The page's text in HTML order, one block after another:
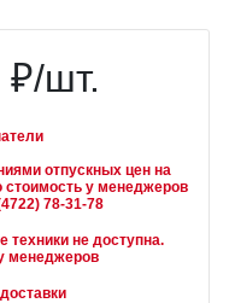
₽/шт.
стоимость у менеджеров
техники не доступна.
менеджеров